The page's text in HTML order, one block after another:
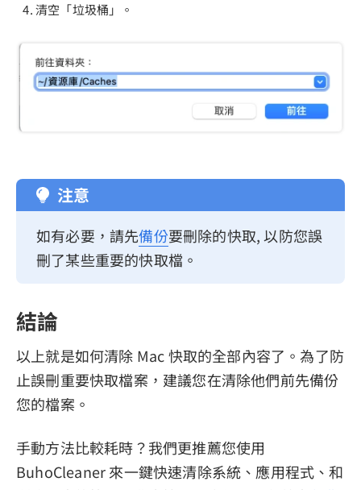
清空「垃圾桶」。
注意
如有必要，請先備份要刪除的快取, 以防您誤
刪了某些重要的快取檔。
結論
以上就是如何清除 Mac 快取的全部內容了。為了防
止誤刪重要快取檔案，建議您在清除他們前先備份
您的檔案。
手動方法比較耗時？我們更推薦您使用
BuhoCleaner 來一鍵快速清除系統、應用程式、和